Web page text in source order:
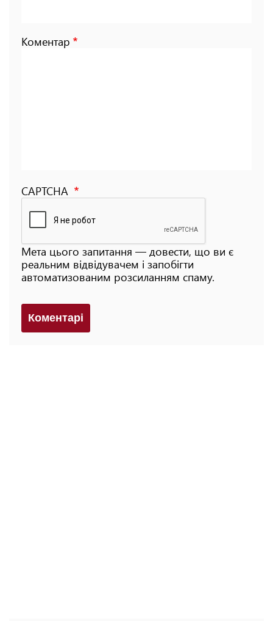
Коментар
CAPTCHA
Мета цього запитання — довести, що ви є
реальним відвідувачем і запобігти
автоматизованим розсиланням спаму.
Коментарi